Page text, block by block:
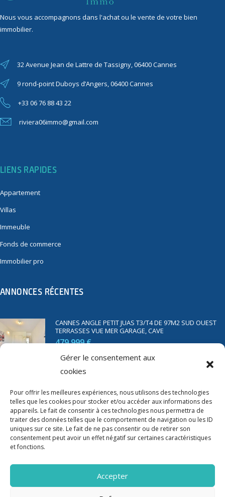
Gérer le consentement aux
cookies
Pour offrir les meilleures expériences, nous utilisons des technologies
telles que les cookies pour stocker et/ou accéder aux informations des
appareils. Le fait de consentir à ces technologies nous permettra de
traiter des données telles que le comportement de navigation ou les ID
uniques sur ce site. Le fait de ne pas consentir ou de retirer son
consentement peut avoir un effet négatif sur certaines caractéristiques
et fonctions.
Accepter
Nous vous accompagnons dans l'achat ou le vente de votre bien
immobilier.
32 Avenue Jean de Lattre de Tassigny, 06400 Cannes
9 rond-point Duboys d’Angers, 06400 Cannes
+33 06 76 88 43 22
riviera06immo@gmail.com
LIENS RAPIDES
Appartement
Villas
Immeuble
Fonds de commerce
Immobilier pro
ANNONCES RÉCENTES
CANNES ANGLE PETIT JUAS T3/T4 DE 97M2 SUD OUEST
TERRASSES VUE MER GARAGE, CAVE
479 999 €
TERRASSE PARKING
350 000 €